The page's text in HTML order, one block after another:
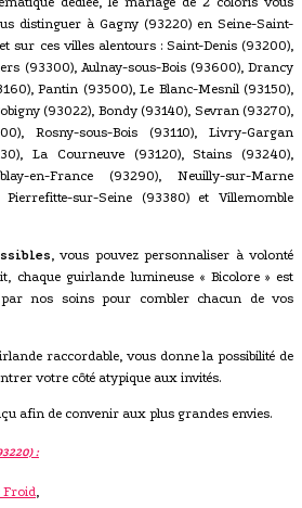
distinguer à Gagny (93220) en Seine-Saint-
sur ces villes alentours : Saint-Denis (93200),
(93300), Aulnay-sous-Bois (93600), Drancy
Pantin (93500), Le Blanc-Mesnil (93150),
(93022), Bondy (93140), Sevran (93270),
Rosny-sous-Bois (93110), Livry-Gargan
La Courneuve (93120), Stains (93240),
en-France (93290), Neuilly-sur-Marne
Pierrefitte-sur-Seine (93380) et Villemomble
, vous pouvez personnaliser à volonté
chaque guirlande lumineuse « Bicolore » est
par nos soins pour combler chacun de vos
raccordable, vous donne la possibilité de
votre côté atypique aux invités.
afin de convenir aux plus grandes envies.
:
Froid,